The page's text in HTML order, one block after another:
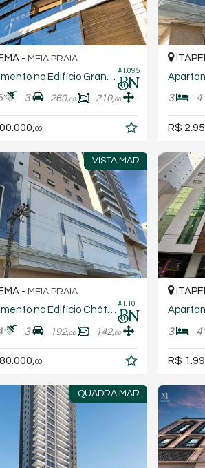
#1.095
- MEIA PRAIA
3 260,00 210,00
00
3 4
R$
VISTA MAR
#1.101
- MEIA PRAIA
Apartamento no Edifício Château Unique
3 192,00 142,00
00
3 4
R$
QUADRA MAR